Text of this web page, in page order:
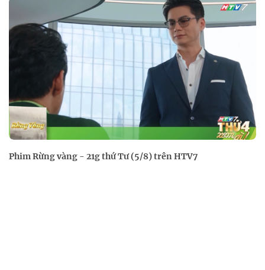
Phim Rừng vàng - 21g thứ Tư (5/8) trên HTV7